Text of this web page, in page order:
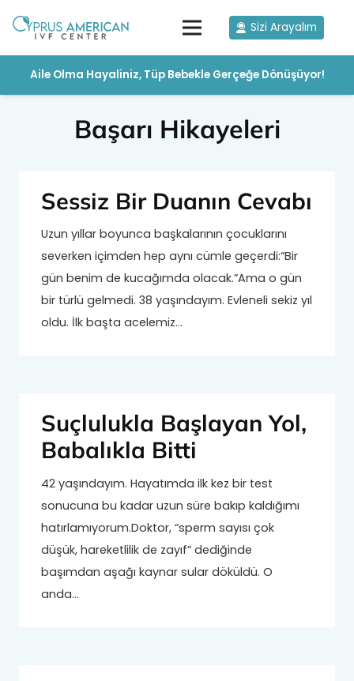
Sizi Arayalım
Aile Olma Hayaliniz, Tüp Bebekle Gerçeğe Dönüşüyor!
Başarı Hikayeleri
Sessiz Bir Duanın Cevabı
Uzun yıllar boyunca başkalarının çocuklarını
severken içimden hep aynı cümle geçerdi:“Bir
gün benim de kucağımda olacak.”Ama o gün
bir türlü gelmedi. 38 yaşındayım. Evleneli sekiz yıl
oldu. İlk başta acelemiz…
Suçlulukla Başlayan Yol,
Babalıkla Bitti
42 yaşındayım. Hayatımda ilk kez bir test
sonucuna bu kadar uzun süre bakıp kaldığımı
hatırlamıyorum.Doktor, “sperm sayısı çok
düşük, hareketlilik de zayıf” dediğinde
başımdan aşağı kaynar sular döküldü. O
anda…